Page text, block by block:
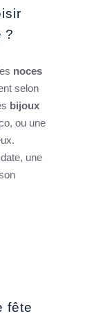
?
noces
selon
bijoux
ou une
une
fête